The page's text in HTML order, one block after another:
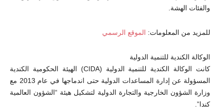
والفئات الهشة.
للمزيد من المعلومات: الموقع الرسمي
الوكالة الكندية للتنمية الدولية
كانت الوكالة الكندية للتنمية الدولية (CIDA) الهيئة الحكومية الكندية
المسؤولة عن إدارة المساعدات الدولية حتى اندماجها في عام 2013 مع
وزارة الشؤون الخارجية والتجارة الدولية لتشكيل هيئة “الشؤون العالمية
كندا”.